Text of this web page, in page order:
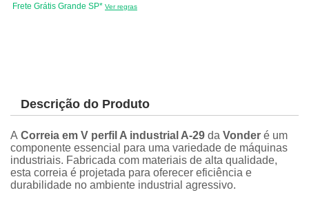
Frete Grátis Grande SP* Ver regras
Descrição do Produto
A Correia em V perfil A industrial A-29 da Vonder é um
componente essencial para uma variedade de máquinas
industriais. Fabricada com materiais de alta qualidade,
esta correia é projetada para oferecer eficiência e
durabilidade no ambiente industrial agressivo.